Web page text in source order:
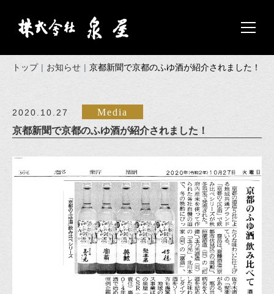
トップ お知らせ 京都新聞で京都のふゆ酒が紹介されました！
2020.10.27
Media
京都新聞で京都のふゆ酒が紹介されました！